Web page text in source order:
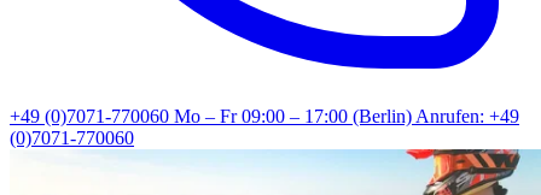
+49 (0)7071-770060 Mo – Fr 09:00 – 17:00 (Berlin)Anrufen: +49
(0)7071-770060